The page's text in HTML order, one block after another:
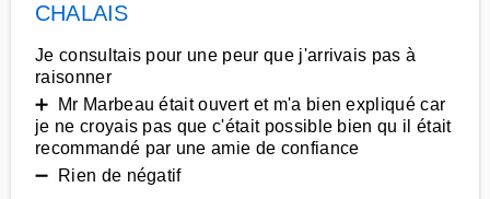
CHALAIS
Je consultais pour une peur que j'arrivais pas à
raisonner
➕ Mr Marbeau était ouvert et m'a bien expliqué car
je ne croyais pas que c'était possible bien qu il était
recommandé par une amie de confiance
➖ Rien de négatif